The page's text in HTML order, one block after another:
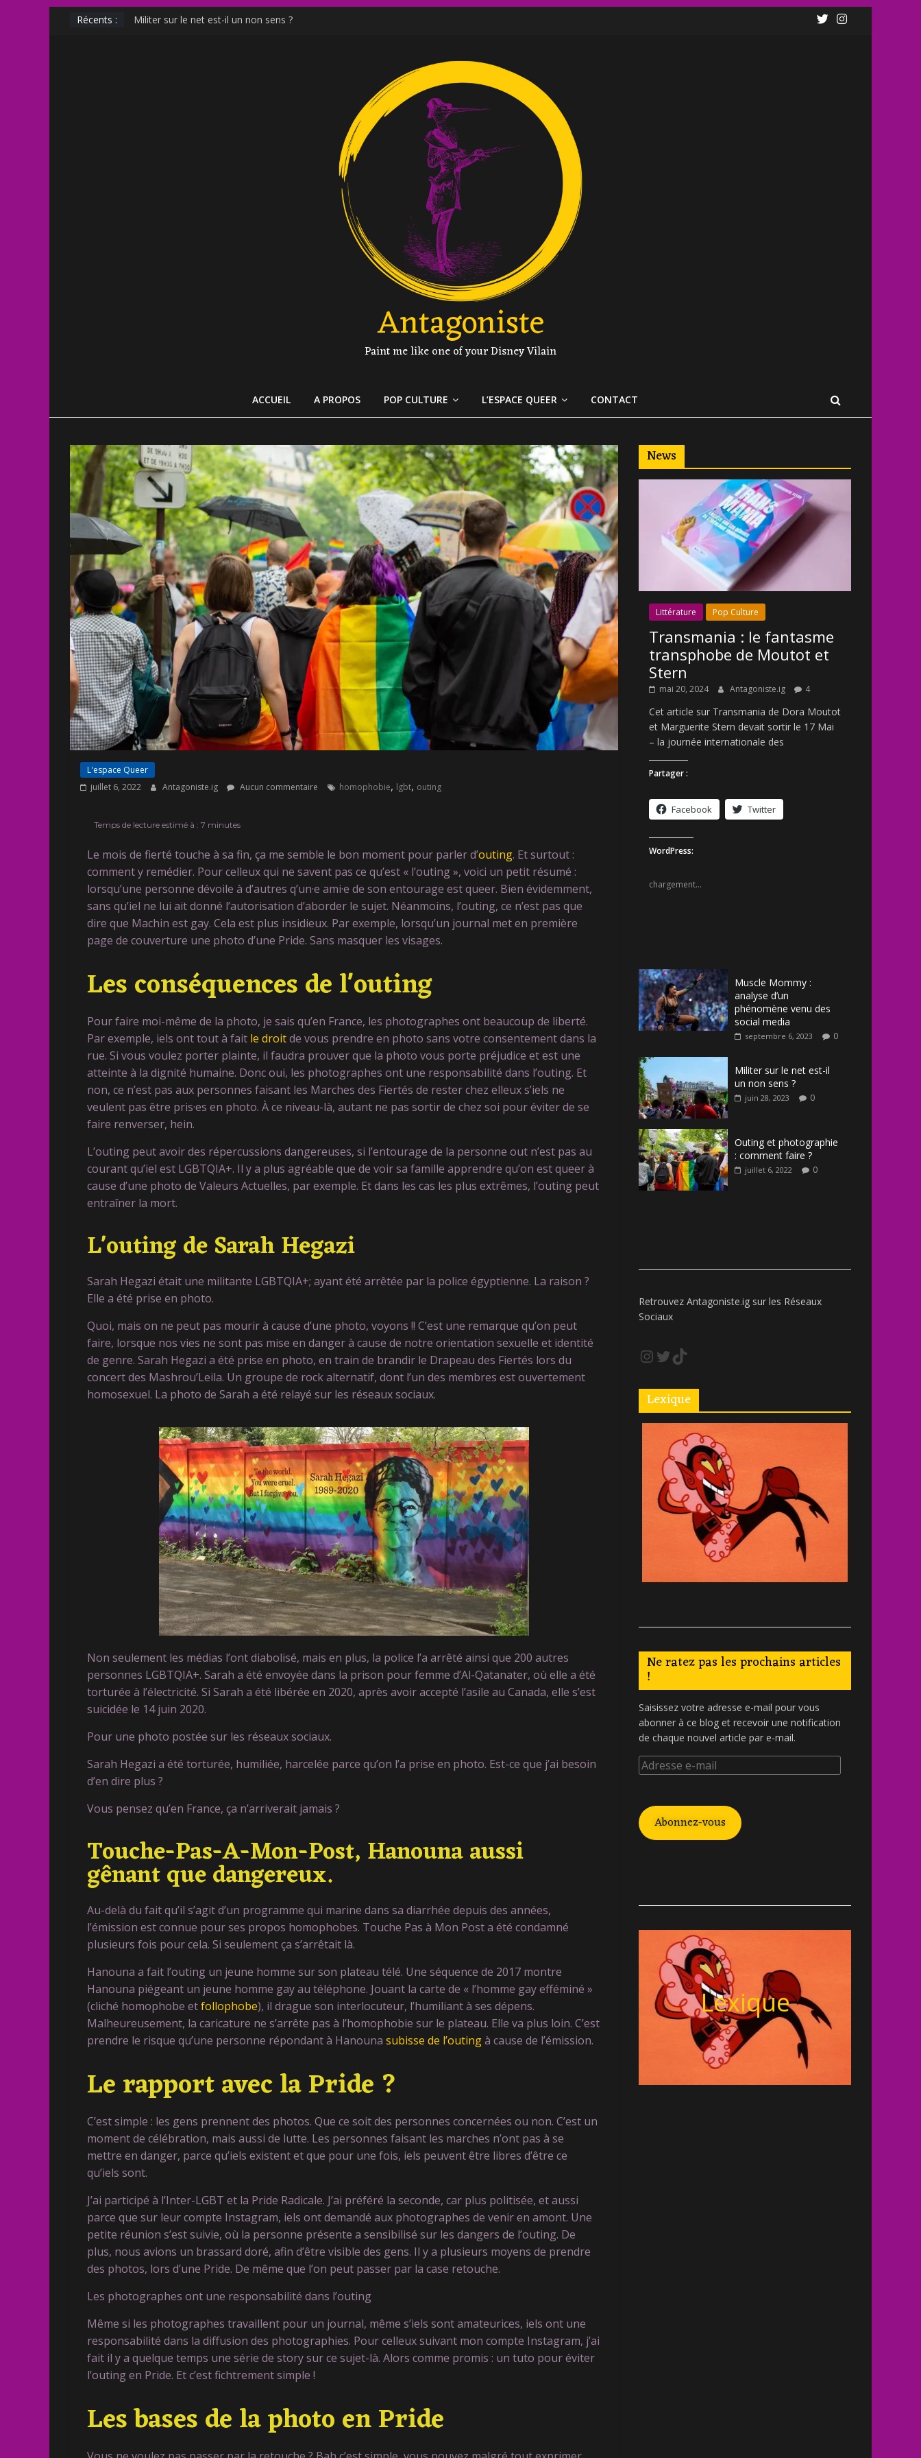
Récents :
Muscle Mommy : analyse d’un phénomène venu des social media
Militer sur le net est-il un non sens ?
Antagoniste
Paint me like one of your Disney Vilain
ACCUEIL A PROPOS POP CULTURE L’ESPACE QUEER CONTACT
L'espace Queer
juillet 6, 2022
Antagoniste.ig Aucun commentaire homophobie, lgbt, outing
Temps de lecture estimé à : 7 minutes
Le mois de fierté touche à sa fin, ça me semble le bon moment pour parler d’outing. Et surtout :
comment y remédier. Pour celleux qui ne savent pas ce qu’est « l’outing », voici un petit résumé :
lorsqu’une personne dévoile à d’autres q’un·e ami·e de son entourage est queer. Bien évidemment,
sans qu’iel ne lui ait donné l’autorisation d’aborder le sujet. Néanmoins, l’outing, ce n’est pas que
dire que Machin est gay. Cela est plus insidieux. Par exemple, lorsqu’un journal met en première
page de couverture une photo d’une Pride. Sans masquer les visages.
Les conséquences de l'outing
Pour faire moi-même de la photo, je sais qu’en France, les photographes ont beaucoup de liberté.
Par exemple, iels ont tout à fait le droitde vous prendre en photo sans votre consentement dans la
rue. Si vous voulez porter plainte, il faudra prouver que la photo vous porte préjudice et est une
atteinte à la dignité humaine. Donc oui, les photographes ont une responsabilité dans l’outing. Et
non, ce n’est pas aux personnes faisant les Marches des Fiertés de rester chez elleux s’iels ne
veulent pas être pris·es en photo. À ce niveau-là, autant ne pas sortir de chez soi pour éviter de se
faire renverser, hein.
L’outing peut avoir des répercussions dangereuses, si l’entourage de la personne out n’est pas au
courant qu’iel est LGBTQIA+. Il y a plus agréable que de voir sa famille apprendre qu’on est queer à
cause d’une photo de Valeurs Actuelles, par exemple. Et dans les cas les plus extrêmes, l’outing peut
entraîner la mort.
L'outing de Sarah Hegazi
Sarah Hegazi était une militante LGBTQIA+; ayant été arrêtée par la police égyptienne. La raison ?
Elle a été prise en photo.
Quoi, mais on ne peut pas mourir à cause d’une photo, voyons !! C’est une remarque qu’on peut
faire, lorsque nos vies ne sont pas mise en danger à cause de notre orientation sexuelle et identité
de genre. Sarah Hegazi a été prise en photo, en train de brandir le Drapeau des Fiertés lors du
concert des Mashrou’Leila. Un groupe de rock alternatif, dont l’un des membres est ouvertement
homosexuel. La photo de Sarah a été relayé sur les réseaux sociaux.
Non seulement les médias l’ont diabolisé, mais en plus, la police l’a arrêté ainsi que 200 autres
personnes LGBTQIA+. Sarah a été envoyée dans la prison pour femme d’Al-Qatanater, où elle a été
torturée à l’électricité. Si Sarah a été libérée en 2020, après avoir accepté l’asile au Canada, elle s’est
suicidée le 14 juin 2020.
Pour une photo postée sur les réseaux sociaux.
Sarah Hegazi a été torturée, humiliée, harcelée parce qu’on l’a prise en photo. Est-ce que j’ai besoin
d’en dire plus ?
Vous pensez qu’en France, ça n’arriverait jamais ?
Touche-Pas-A-Mon-Post, Hanouna aussi
gênant que dangereux.
Au-delà du fait qu’il s’agit d’un programme qui marine dans sa diarrhée depuis des années,
l’émission est connue pour ses propos homophobes. Touche Pas à Mon Post a été condamné
plusieurs fois pour cela. Si seulement ça s’arrêtait là.
Hanouna a fait l’outing un jeune homme sur son plateau télé. Une séquence de 2017 montre
Hanouna piégeant un jeune homme gay au téléphone. Jouant la carte de « l’homme gay efféminé »
(cliché homophobe etfollophobe), il drague son interlocuteur, l’humiliant à ses dépens.
Malheureusement, la caricature ne s’arrête pas à l’homophobie sur le plateau. Elle va plus loin. C’est
prendre le risque qu’une personne répondant à Hanouna subisse de l’outingà cause de l’émission.
Le rapport avec la Pride ?
C’est simple : les gens prennent des photos. Que ce soit des personnes concernées ou non. C’est un
moment de célébration, mais aussi de lutte. Les personnes faisant les marches n’ont pas à se
mettre en danger, parce qu’iels existent et que pour une fois, iels peuvent être libres d’être ce
qu’iels sont.
J’ai participé à l’Inter-LGBT et la Pride Radicale. J’ai préféré la seconde, car plus politisée, et aussi
parce que sur leur compte Instagram, iels ont demandé aux photographes de venir en amont. Une
petite réunion s’est suivie, où la personne présente a sensibilisé sur les dangers de l’outing. De
plus, nous avions un brassard doré, afin d’être visible des gens. Il y a plusieurs moyens de prendre
des photos, lors d’une Pride. De même que l’on peut passer par la case retouche.
Les photographes ont une responsabilité dans l’outing
Même si les photographes travaillent pour un journal, même s’iels sont amateurices, iels ont une
responsabilité dans la diffusion des photographies. Pour celleux suivant mon compte Instagram, j’ai
fait il y a quelque temps une série de story sur ce sujet-là. Alors comme promis : un tuto pour éviter
l’outing en Pride. Et c’est fichtrement simple !
Les bases de la photo en Pride
News
Littérature Pop Culture
Transmania : le fantasme
transphobe de Moutot et
Stern
mai 20, 2024 Antagoniste.ig 4
Cet article sur Transmania de Dora Moutot
et Marguerite Stern devait sortir le 17 Mai
– la journée internationale des
Partager :
Facebook Twitter
WordPress:
chargement…
Muscle Mommy :
analyse d’un
phénomène venu des
social media
septembre 6, 2023 0
Militer sur le net est-il
un non sens ?
juin 28, 2023 0
Outing et photographie
: comment faire ?
juillet 6, 2022 0
Retrouvez Antagoniste.ig sur les Réseaux
Sociaux
Lexique
Ne ratez pas les prochains articles
!
Saisissez votre adresse e-mail pour vous
abonner à ce blog et recevoir une notification
de chaque nouvel article par e-mail.
Abonnez-vous
Lexique